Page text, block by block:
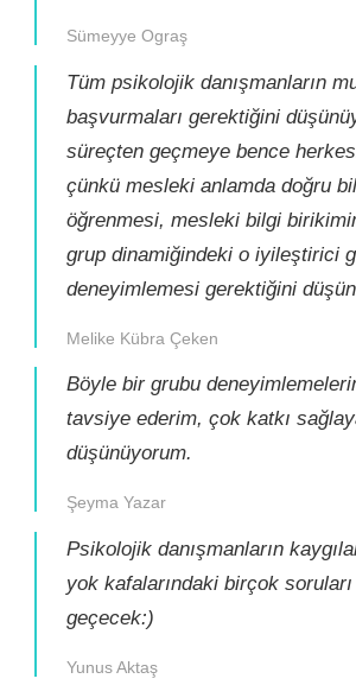
Sümeyye Ograş
Tüm psikolojik danışmanların
başvurmaları gerektiğini
süreçten geçmeye bence
çünkü mesleki anlamda doğru
öğrenmesi, mesleki bilgi
grup dinamiğindeki o iyileştirici
deneyimlemesi gerektiğini
Melike Kübra Çeken
Böyle bir grubu
tavsiye ederim, çok katkı
düşünüyorum.
Şeyma Yazar
Psikolojik danışmanların
yok kafalarındaki birçok
geçecek:)
Yunus Aktaş